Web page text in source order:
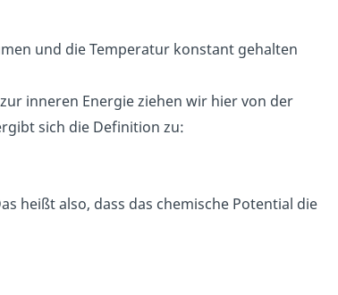
und die Temperatur konstant gehalten
inneren Energie ziehen wir hier von der
sich die Definition zu:
heißt also, dass das chemische Potential die